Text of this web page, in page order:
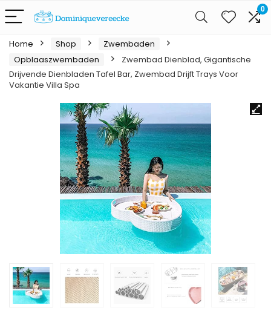
0
Home Shop
Zwembaden
Opblaaszwembaden
Zwembad Dienblad, Gigantische
Drijvende Dienbladen Tafel Bar, Zwembad Drijft Trays Voor
Vakantie Villa Spa